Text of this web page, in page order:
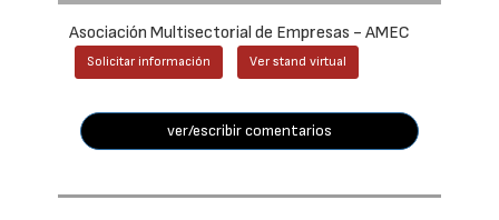
Asociación Multisectorial de Empresas - AMEC
Solicitar información Ver stand virtual
ver/escribir comentarios